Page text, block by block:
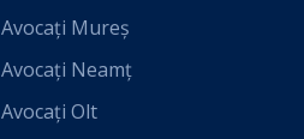
Avocați Mureș
Avocați Neamț
Avocați Olt